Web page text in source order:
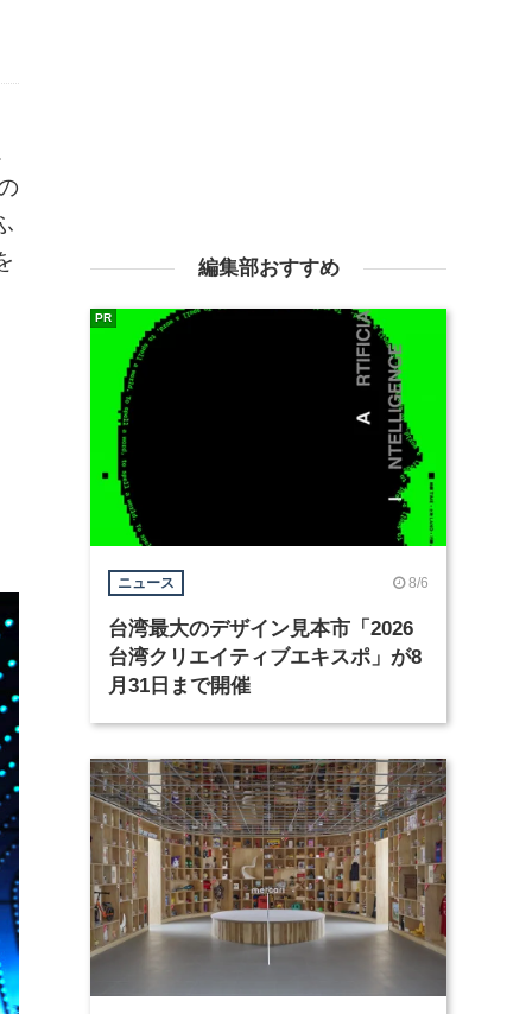
編集部おすすめ
ニュース 8/6
台湾最大のデザイン見本市「2026
台湾クリエイティブエキスポ」が8
月31日まで開催
PR